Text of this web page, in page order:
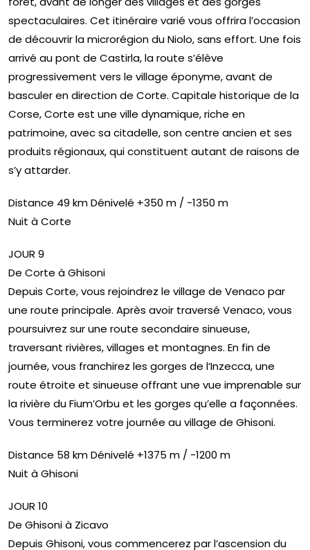
spectaculaires. Cet itinéraire varié vous offrira l’occasion
de découvrir la microrégion du Niolo, sans effort. Une fois
arrivé au pont de Castirla, la route s’élève
progressivement vers le village éponyme, avant de
basculer en direction de Corte. Capitale historique de la
Corse, Corte est une ville dynamique, riche en
patrimoine, avec sa citadelle, son centre ancien et ses
produits régionaux, qui constituent autant de raisons de
s’y attarder.
Distance 49 km Dénivelé +350 m / -1350 m
Nuit à Corte
JOUR 9
De Corte à Ghisoni
Depuis Corte, vous rejoindrez le village de Venaco par
une route principale. Après avoir traversé Venaco, vous
poursuivrez sur une route secondaire sinueuse,
traversant rivières, villages et montagnes. En fin de
journée, vous franchirez les gorges de l’Inzecca, une
route étroite et sinueuse offrant une vue imprenable sur
la rivière du Fium’Orbu et les gorges qu’elle a façonnées.
Vous terminerez votre journée au village de Ghisoni.
Distance 58 km Dénivelé +1375 m / -1200 m
Nuit à Ghisoni
JOUR 10
De Ghisoni à Zicavo
Depuis Ghisoni, vous commencerez par l’ascension du